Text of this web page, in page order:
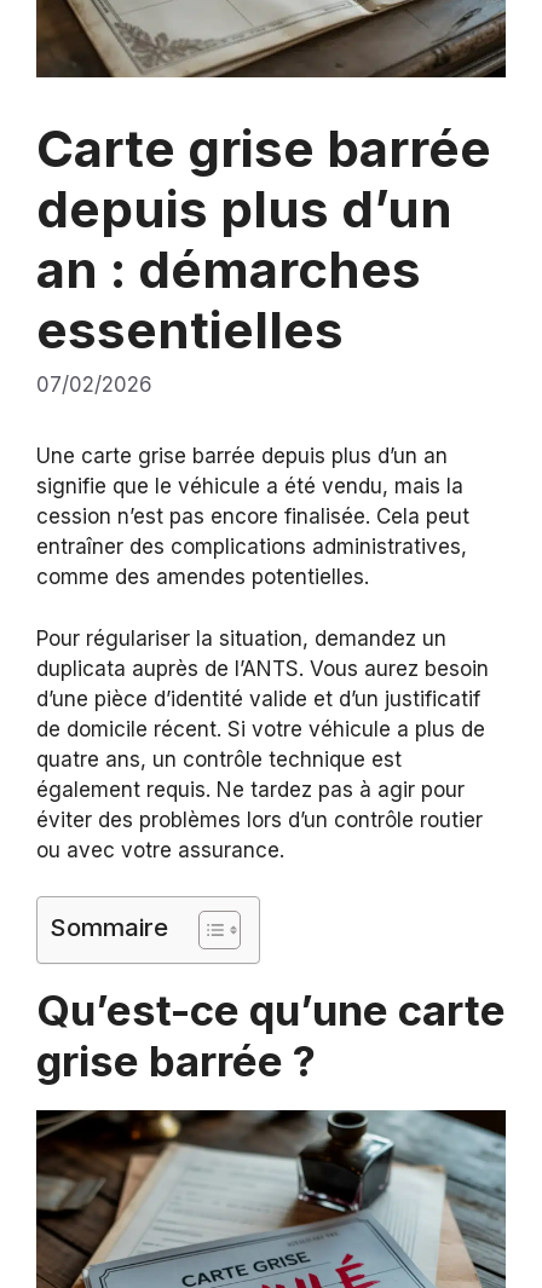
Carte grise barrée
depuis plus d’un
an : démarches
essentielles
07/02/2026
Une carte grise barrée depuis plus d’un an
signifie que le véhicule a été vendu, mais la
cession n’est pas encore finalisée. Cela peut
entraîner des complications administratives,
comme des amendes potentielles.
Pour régulariser la situation, demandez un
duplicata auprès de l’ANTS. Vous aurez besoin
d’une pièce d’identité valide et d’un justificatif
de domicile récent. Si votre véhicule a plus de
quatre ans, un contrôle technique est
également requis. Ne tardez pas à agir pour
éviter des problèmes lors d’un contrôle routier
ou avec votre assurance.
Sommaire
Qu’est-ce qu’une carte
grise barrée ?